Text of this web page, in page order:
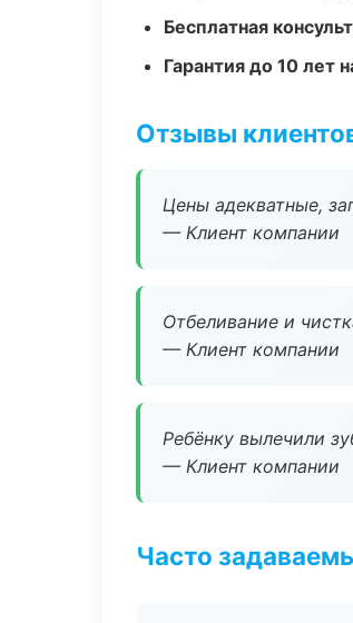
Бесплатная
Гарантия до 10 лет
Отзывы
Цены адекватные,
— Клиент компании
Отбеливание и
— Клиент компании
Ребёнку вылечили
— Клиент компании
Часто